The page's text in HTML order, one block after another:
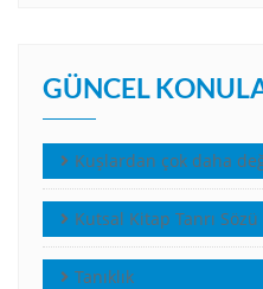
GÜNCEL
Kuşlardan çok daha
Kutsal Kitap Tanrı
Tanıklık